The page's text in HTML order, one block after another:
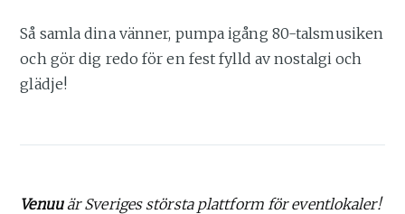
Så samla dina vänner, pumpa igång 80-talsmusiken
och gör dig redo för en fest fylld av nostalgi och
glädje!
Venuuär Sveriges största plattform för eventlokaler!